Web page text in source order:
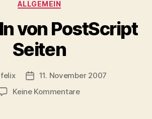
ALLGEMEIN
von PostScript
Seiten
felix Veröffentlichungsdatum
11. November 2007
Keine Kommentarezu